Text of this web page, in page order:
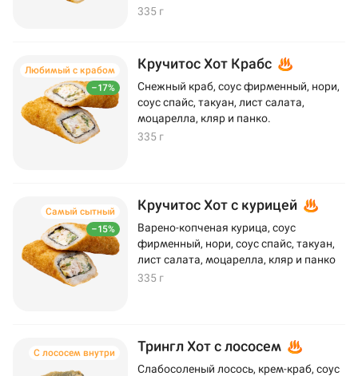
335 г
–17%
Любимый с крабом Кручитос Хот Крабс
Снежный краб, соус фирменный, нори,
соус спайс, такуан, лист салата,
моцарелла, кляр и панко.
335 г
–15%
Самый сытный Кручитос Хот с курицей
Варено-копченая курица, соус
фирменный, нори, соус спайс, такуан,
лист салата, моцарелла, кляр и панко
335 г
С лососем внутри Трингл Хот с лососем
Слабосоленый лосось, крем-краб, соус